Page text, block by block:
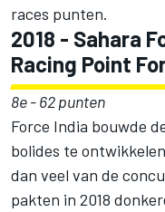
races punten.
2018 - Sahara
Racing Point
8e - 62 punten
Force India bouwde
bolides te
dan veel van de
pakten in 2018